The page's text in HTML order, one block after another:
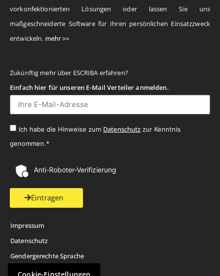
vorkonfektionierten Lösungen oder lassen Sie uns
maßgeschneiderte Software für Ihren persönlichen Einsatzzweck
entwickeln. mehr >>
Zukünftig mehr über ESCRIBA erfahren?
Einfach hier für unseren E-Mail Verteiler anmelden.
Ich habe die Hinweise zum Datenschutz zur Kenntnis
genommen.*
Anti-Roboter-Verifizierung
Eintragen
Impressum
Datenschutz
Gendergerechte Sprache
Cookie-Einstellungen